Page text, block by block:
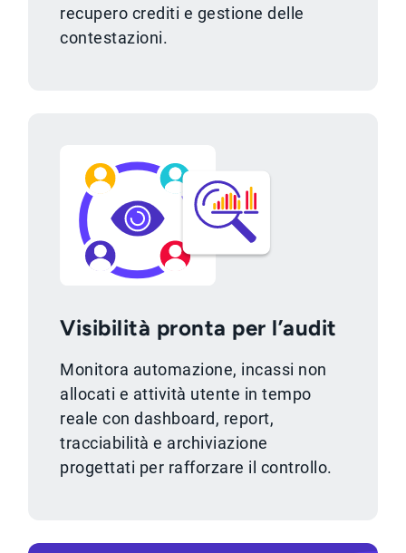
recupero crediti e gestione delle
contestazioni.
Visibilità pronta per l’audit
Monitora automazione, incassi non
allocati e attività utente in tempo
reale con dashboard, report,
tracciabilità e archiviazione
progettati per rafforzare il controllo.